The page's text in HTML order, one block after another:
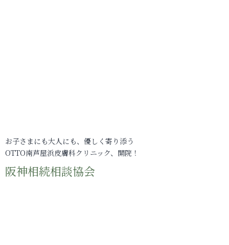
お子さまにも大人にも、優しく寄り添う
OTTO南芦屋浜皮膚科クリニック、開院！
阪神相続相談協会